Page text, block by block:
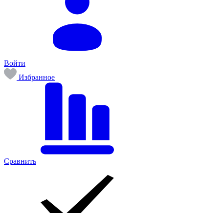
Войти
Избранное
Сравнить